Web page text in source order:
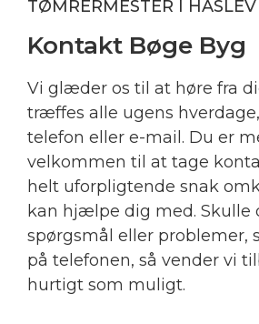
TØMRERMESTER I HASLEV
Kontakt ​Bøge Byg
Vi glæder os til at høre fra
træffes alle ugens
telefon eller e-mail. Du er
velkommen til at tage
helt uforpligtende snak
kan hjælpe dig med. Skulle
spørgsmål eller problemer,
på telefonen, så vender vi
hurtigt som muligt.